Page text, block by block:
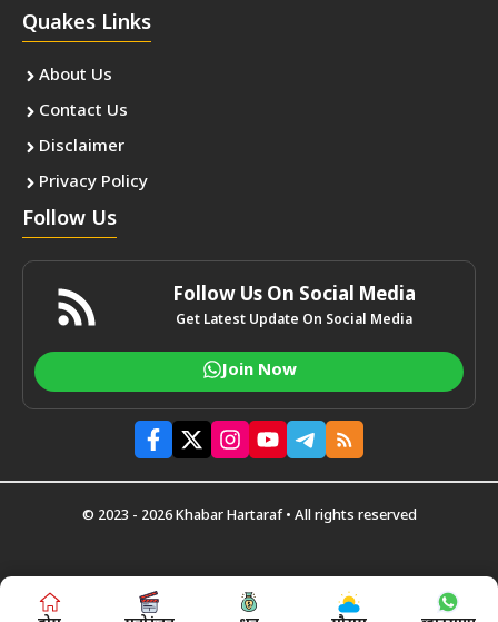
Quakes Links
About Us
Contact Us
Disclaimer
Privacy Policy
Follow Us
Follow Us On Social Media
Get Latest Update On Social Media
Join Now
© 2023 - 2026 Khabar Hartaraf • All rights reserved